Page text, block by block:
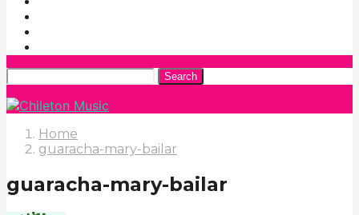
Search
Home
guaracha-mary-bailar
guaracha-mary-bailar